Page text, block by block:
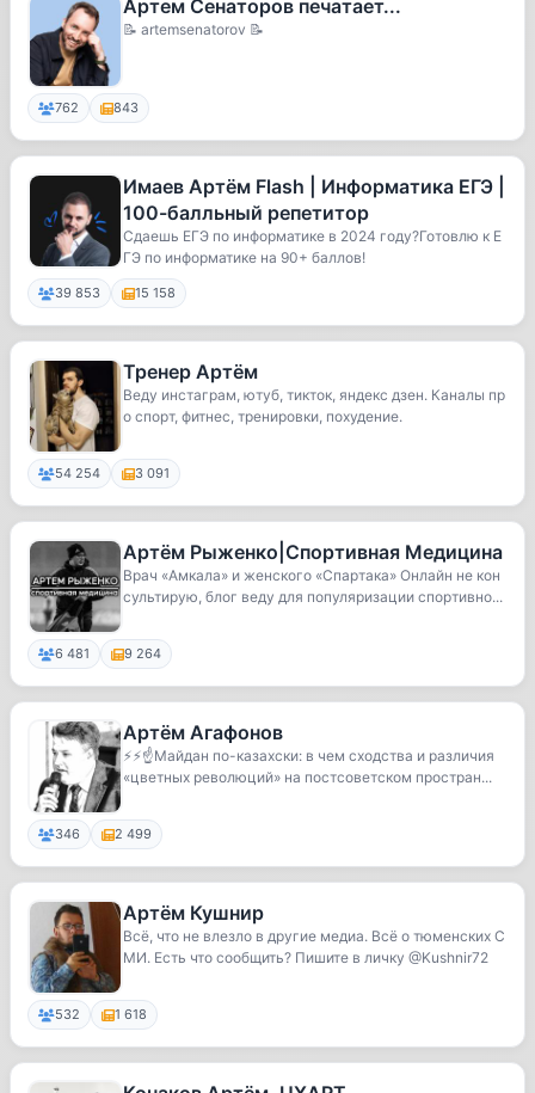
Артем Сенаторов печатает...
📝 artemsenatorov 📝
762 843
Имаев Артём Flash | Информатика ЕГЭ |
100-балльный репетитор
Сдаешь ЕГЭ по информатике в 2024 году?Готовлю к Е
ГЭ по информатике на 90+ баллов!
39 853 15 158
Тренер Артём
Веду инстаграм, ютуб, тикток, яндекс дзен. Каналы пр
о спорт, фитнес, тренировки, похудение.
54 254 3 091
Артём Рыженко|Спортивная Медицина
Врач «Амкала» и женского «Спартака» Онлайн не кон
сультирую, блог веду для популяризации спортивно...
6 481 9 264
Артём Агафонов
⚡️⚡️☝️Майдан по-казахски: в чем сходства и различия
«цветных революций» на постсоветском простран...
346 2 499
Артём Кушнир
Всё, что не влезло в другие медиа. Всё о тюменских С
МИ. Есть что сообщить? Пишите в личку @Kushnir72
532 1 618